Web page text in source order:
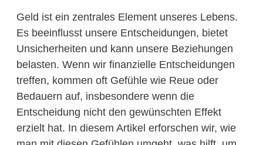
Geld ist ein zentrales Element unseres Lebens.
Es beeinflusst unsere Entscheidungen, bietet
Unsicherheiten und kann unsere Beziehungen
belasten. Wenn wir finanzielle Entscheidungen
treffen, kommen oft Gefühle wie Reue oder
Bedauern auf, insbesondere wenn die
Entscheidung nicht den gewünschten Effekt
erzielt hat. In diesem Artikel erforschen wir, wie